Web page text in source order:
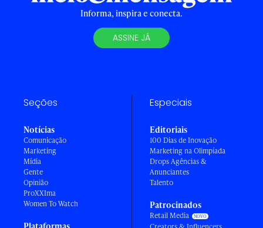
Informa, inspira e conecta.
ASSINE JÁ
Seções
Notícias
Comunicação
Marketing
Mídia
Gente
Opinião
ProXXIma
Women To Watch
Plataformas
Especiais
Editoriais
100 Dias de Inovação
Marketing na Olimpíada
Drops Agências &
Anunciantes
Talento
Patrocinados
Retail Media